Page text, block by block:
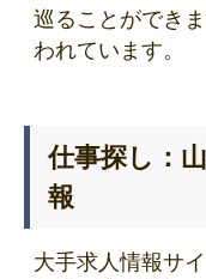
巡ることができ
われています。
仕事探し：
報
大手求人情報サ